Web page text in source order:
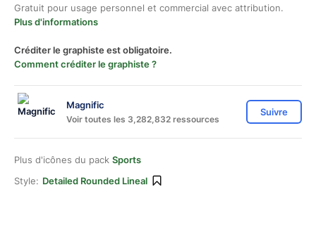
Gratuit pour usage personnel et commercial avec attribution.
Plus d'informations
Créditer le graphiste est obligatoire.
Comment créditer le graphiste ?
Magnific
Voir toutes les 3,282,832 ressources
Suivre
Plus d'icônes du pack Sports
Style: Detailed Rounded Lineal